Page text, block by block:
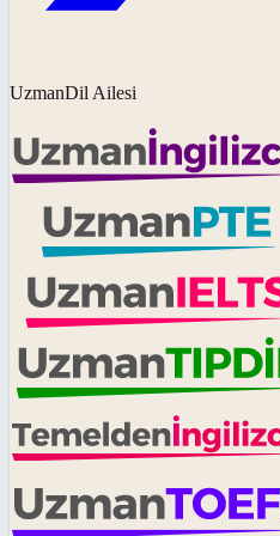
UzmanDil Ailesi